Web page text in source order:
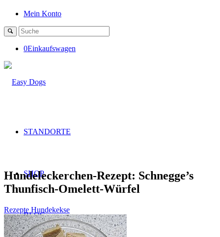
Mein Konto
0Einkaufswagen
STANDORTE
SHOP
BLOG
Hundeleckerchen-Rezept: Schnegge’s
Thunfisch-Omelett-Würfel
Rezepte Hundekekse